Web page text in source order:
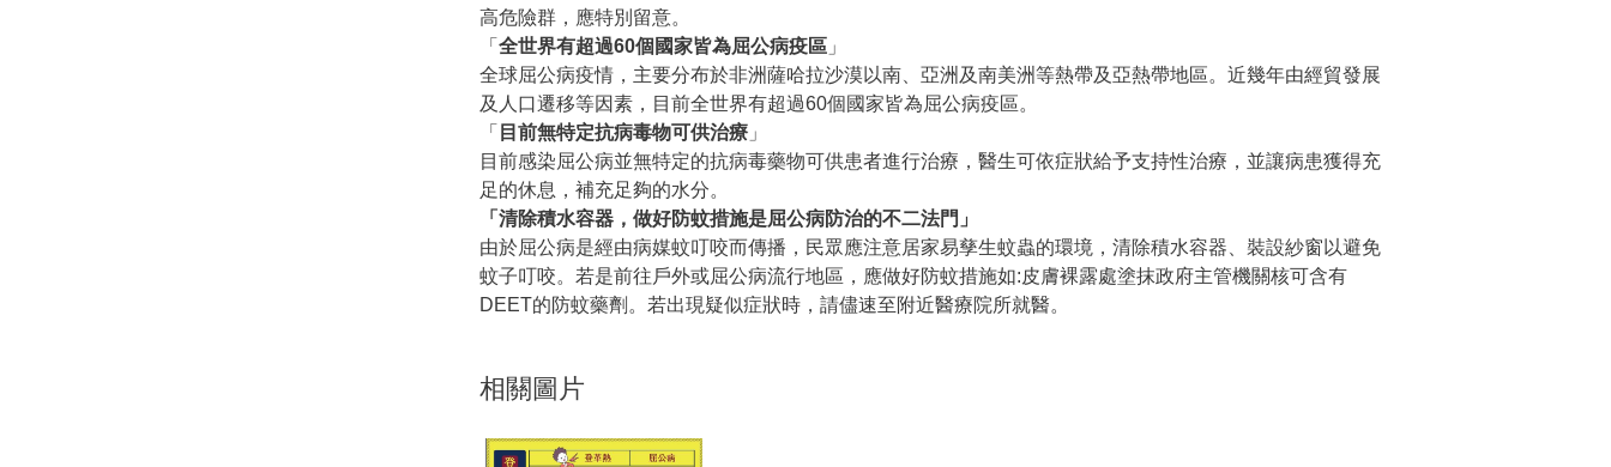
高危險群，應特別留意。
「 全世界有超過60個國家皆為屈公病疫區 」
全球屈公病疫情，主要分布於非洲薩哈拉沙漠以南、亞洲及南美洲等熱帶及亞熱帶地區。近幾年由經貿發展
及人口遷移等因素，目前全世界有超過60個國家皆為屈公病疫區。
「 目前無特定抗病毒物可供治療 」
目前感染屈公病並無特定的抗病毒藥物可供患者進行治療，醫生可依症狀給予支持性治療，並讓病患獲得充
足的休息，補充足夠的水分。
「 清除積水容器，做好防蚊措施是屈公病防治的不二法門 」
由於屈公病是經由病媒蚊叮咬而傳播，民眾應注意居家易孳生蚊蟲的環境，清除積水容器、裝設紗窗以避免
蚊子叮咬。若是前往戶外或屈公病流行地區，應做好防蚊措施如:皮膚裸露處塗抹政府主管機關核可含有
DEET的防蚊藥劑。若出現疑似症狀時，請儘速至附近醫療院所就醫。
相關圖片